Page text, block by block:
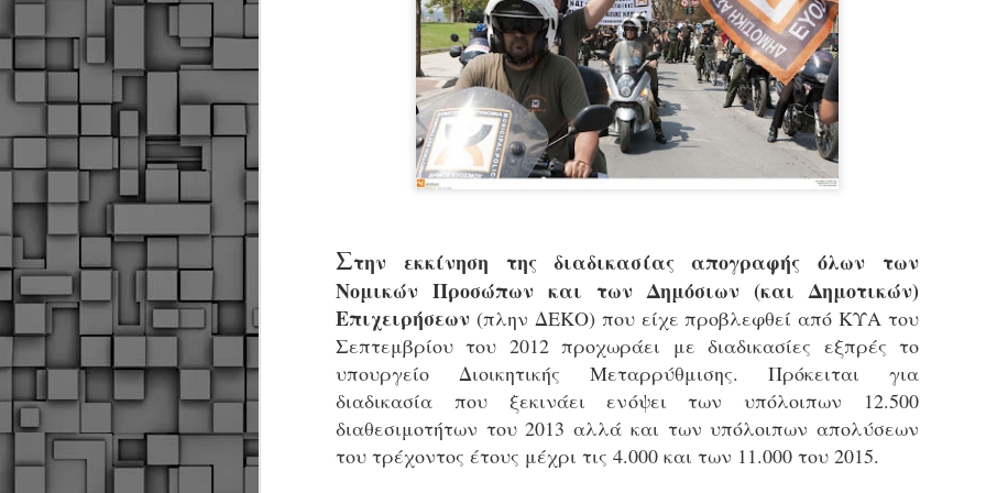
Στην εκκίνηση της διαδικασίας απογραφής όλων των
Νομικών Προσώπων και των Δημόσιων (και Δημοτικών)
Επιχειρήσεων (πλην ΔΕΚΟ) που είχε προβλεφθεί από ΚΥΑ του
Σεπτεμβρίου του 2012 προχωράει με διαδικασίες εξπρές το
υπουργείο Διοικητικής Μεταρρύθμισης. Πρόκειται για
διαδικασία που ξεκινάει ενόψει των υπόλοιπων 12.500
διαθεσιμοτήτων του 2013 αλλά και των υπόλοιπων απολύσεων
του τρέχοντος έτους μέχρι τις 4.000 και των 11.000 του 2015.
εκπαιδευμένους
ήδη ολοκληρώσει την
είναι έτοιμοι να
Στο πλαίσιο της
ολοκαίνουργια
τις περιπολίες και τις
στελεχών της υπηρεσίας.
JUN
Δήμος Κοζάνης :
JUN
Απολογισμός των
Δημοτική Αστυνομία